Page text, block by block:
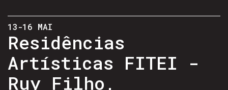
13-16 MAI
Residências
Artísticas FITEI -
Ruy Filho,